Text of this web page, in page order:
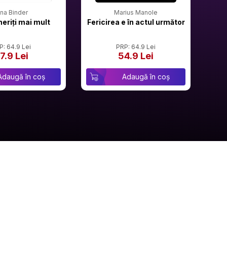
Binder
mai mult
64.9 Lei
Lei
în coș
Marius Manole
Fericirea e în actul următor
PRP: 64.9 Lei
54.9 Lei
Adaugă în coș